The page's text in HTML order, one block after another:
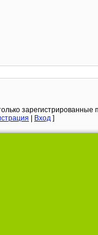
зарегистрированные
Вход ]